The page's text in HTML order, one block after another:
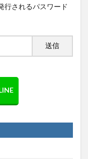
行されるパスワード
像
本空港
球磨
阿蘇ツーリング
一味